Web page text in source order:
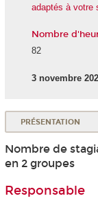
adaptés à votre
Nombre
82
3 novembre
PRÉSENTATION
Nombre de
en 2 groupes
Responsable